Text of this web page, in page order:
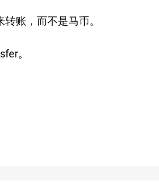
账，而不是马币。
。